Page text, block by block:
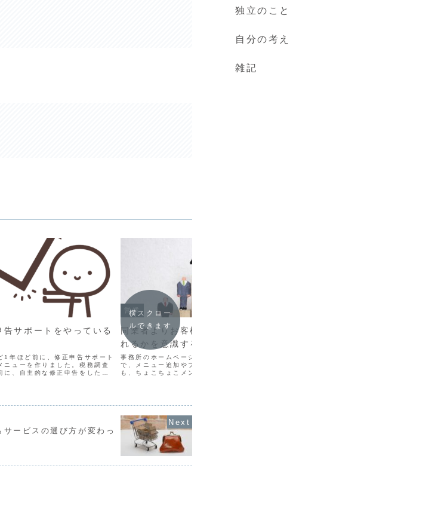
告サポートをやっている
1年ほど前に、修正申告サポート
ニューを作りました。税務調査
に、自主的な修正申告をしたい
営業
同業者よりお客様からどう見ら
れるかを意識する
事務所のホームページは自分で作ったの
で、メニュー追加やブログ投稿時以外に
も、ちょこちょこメンテンナンスするよ
横スクロー
ルできます
サービスの選び方が変わっ
独立のこと
自分の考え
雑記